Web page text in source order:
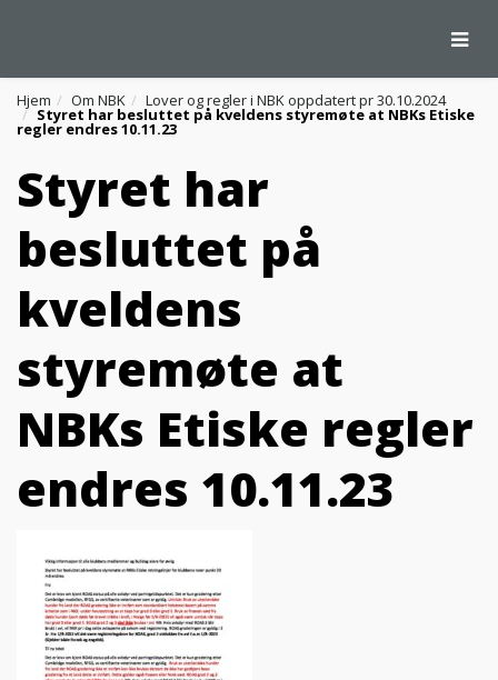
Hjem Om NBK Lover og regler i NBK oppdatert pr 30.10.2024
Styret har besluttet på kveldens styremøte at NBKs Etiske
regler endres 10.11.23
Styret har
besluttet på
kveldens
styremøte at
NBKs Etiske regler
endres 10.11.23